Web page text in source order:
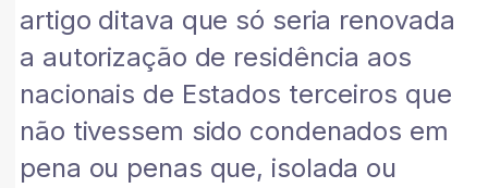
artigo ditava que só seria renovada
a autorização de residência aos
nacionais de Estados terceiros que
não tivessem sido condenados em
pena ou penas que, isolada ou